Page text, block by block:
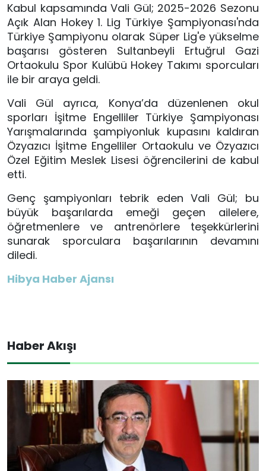
Kabul kapsamında Vali Gül; 2025-2026 Sezonu
Açık Alan Hokey 1. Lig Türkiye Şampiyonası'nda
Türkiye Şampiyonu olarak Süper Lig'e yükselme
başarısı gösteren Sultanbeyli Ertuğrul Gazi
Ortaokulu Spor Kulübü Hokey Takımı sporcuları
ile bir araya geldi.
Vali Gül ayrıca, Konya’da düzenlenen okul
sporları İşitme Engelliler Türkiye Şampiyonası
Yarışmalarında şampiyonluk kupasını kaldıran
Özyazıcı İşitme Engelliler Ortaokulu ve Özyazıcı
Özel Eğitim Meslek Lisesi öğrencilerini de kabul
etti.
Genç şampiyonları tebrik eden Vali Gül; bu
büyük başarılarda emeği geçen ailelere,
öğretmenlere ve antrenörlere teşekkürlerini
sunarak sporculara başarılarının devamını
diledi.
Hibya Haber Ajansı
Haber Akışı